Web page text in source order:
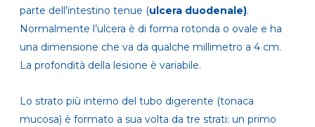
parte dell’intestino tenue (ulcera duodenale).
Normalmente l’ulcera è di forma rotonda o ovale e ha
una dimensione che va da qualche millimetro a 4 cm.
La profondità della lesione è variabile.
Lo strato più interno del tubo digerente (tonaca
mucosa) è formato a sua volta da tre strati: un primo